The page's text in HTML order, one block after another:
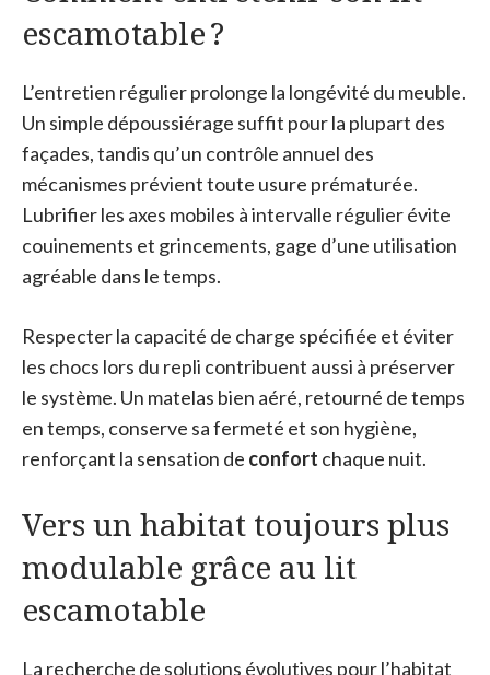
escamotable ?
L’entretien régulier prolonge la longévité du meuble.
Un simple dépoussiérage suffit pour la plupart des
façades, tandis qu’un contrôle annuel des
mécanismes prévient toute usure prématurée.
Lubrifier les axes mobiles à intervalle régulier évite
couinements et grincements, gage d’une utilisation
agréable dans le temps.
Respecter la capacité de charge spécifiée et éviter
les chocs lors du repli contribuent aussi à préserver
le système. Un matelas bien aéré, retourné de temps
en temps, conserve sa fermeté et son hygiène,
renforçant la sensation de confort chaque nuit.
Vers un habitat toujours plus
modulable grâce au lit
escamotable
La recherche de solutions évolutives pour l’habitat